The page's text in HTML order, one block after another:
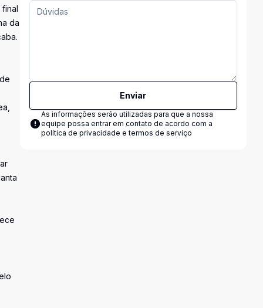
da
Enviar
As informações serão utilizadas para que a nossa
equipe possa entrar em contato de acordo com a
política de privacidade e termos de serviço